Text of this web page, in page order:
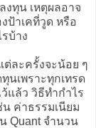
งทุน เหตุผลอาจ
ป้าเคที่วูด หรือ
บ้าง
ละครั้งจะน้อย ๆ
นเพราะทุกเทรด
แล้ว วิธีทำกำไร
ค่าธรรมเนียม
Quant จำนวน